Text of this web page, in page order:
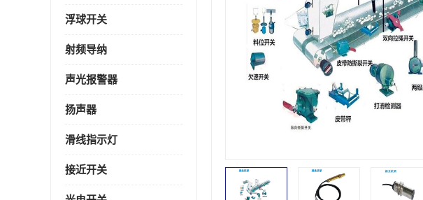
浮球开关
射频导纳
声光报警器
扬声器
滑线指示灯
接近开关